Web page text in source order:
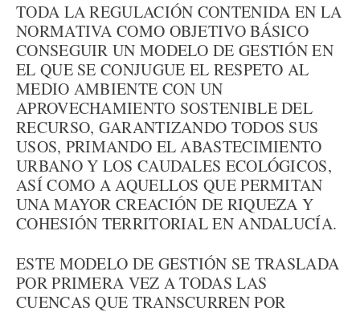
TODA LA REGULACIÓN CONTENIDA EN LA
NORMATIVA COMO OBJETIVO BÁSICO
CONSEGUIR UN MODELO DE GESTIÓN EN
EL QUE SE CONJUGUE EL RESPETO AL
MEDIO AMBIENTE CON UN
APROVECHAMIENTO SOSTENIBLE DEL
RECURSO, GARANTIZANDO TODOS SUS
USOS, PRIMANDO EL ABASTECIMIENTO
URBANO Y LOS CAUDALES ECOLÓGICOS,
ASÍ COMO A AQUELLOS QUE PERMITAN
UNA MAYOR CREACIÓN DE RIQUEZA Y
COHESIÓN TERRITORIAL EN ANDALUCÍA.
ESTE MODELO DE GESTIÓN SE TRASLADA
POR PRIMERA VEZ A TODAS LAS
CUENCAS QUE TRANSCURREN POR